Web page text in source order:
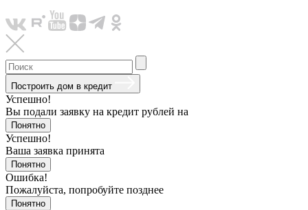
Построить дом в кредит
Успешно!
Вы подали заявку на кредит рублей на
Понятно
Успешно!
Ваша заявка принята
Понятно
Ошибка!
Пожалуйста, попробуйте позднее
Понятно